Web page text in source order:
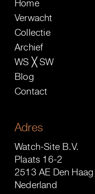
Home
Verwacht
Collectie
Archief
WS ╳ SW
Blog
Contact
Adres
Watch-Site B.V.
Plaats 16-2
2513 AE Den Haag
Nederland